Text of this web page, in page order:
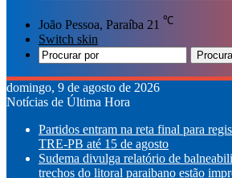
João Pessoa, Paraíba 21 ℃
Switch skin
domingo, 9 de agosto de 2026
Notícias de Última Hora
Partidos entram na reta final para
TRE-PB até 15 de agosto
Sudema divulga relatório de
trechos do litoral paraibano estão